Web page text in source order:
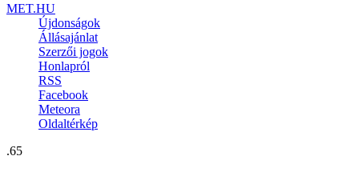
MET.HU
Újdonságok
Állásajánlat
Szerzői jogok
Honlapról
RSS
Facebook
Meteora
Oldaltérkép
.65